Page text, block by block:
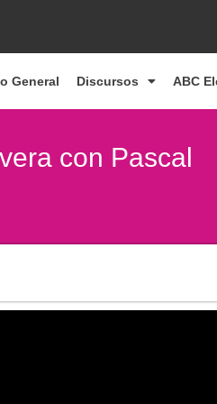
General Discursos ABC
con Pascal